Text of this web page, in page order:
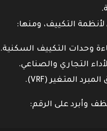
لأنظمة التكييف، ومنها:
وأبرد على الرقم: